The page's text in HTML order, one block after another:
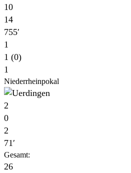
10
14
755′
1
1 (0)
1
Niederrheinpokal
2
0
2
71′
Gesamt:
26